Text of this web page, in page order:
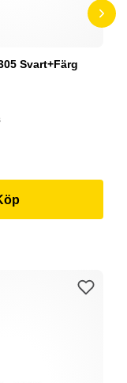
Svart+Färg